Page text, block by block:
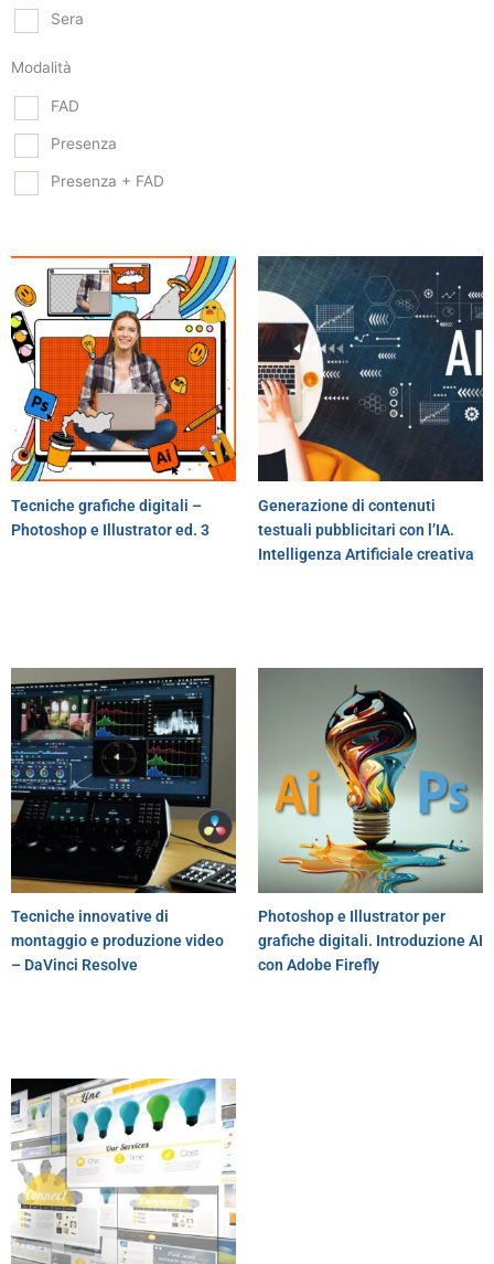
Sera
Modalità
FAD
Presenza
Presenza + FAD
Tecniche grafiche digitali –
Photoshop e Illustrator ed. 3
Generazione di contenuti
testuali pubblicitari con l’IA.
Intelligenza Artificiale creativa
Tecniche innovative di
montaggio e produzione video
– DaVinci Resolve
Photoshop e Illustrator per
grafiche digitali. Introduzione AI
con Adobe Firefly